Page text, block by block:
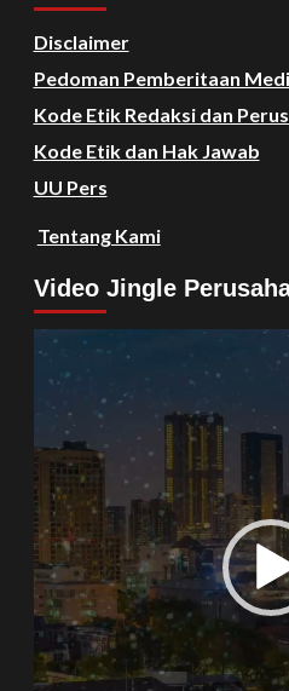
Disclaimer
Pedoman Pemberitaan
Kode Etik Redaksi dan
Kode Etik dan Hak Jawab
UU Pers
Tentang Kami
Video Jingle
Video
Player